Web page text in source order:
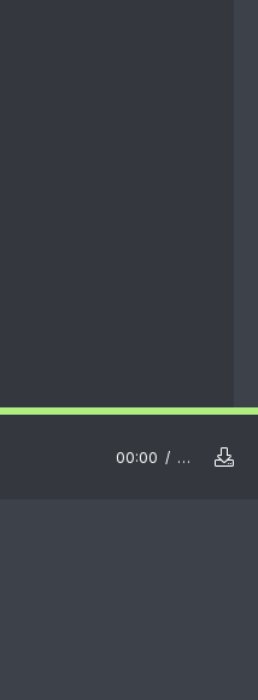
00:00 …